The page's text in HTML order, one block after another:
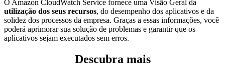
O Amazon CloudWatch Service fornece uma Visão Geral da
utilização dos seus recursos, do desempenho dos aplicativos e da
solidez dos processos da empresa. Graças a essas informações, você
poderá aprimorar sua solução de problemas e garantir que os
aplicativos sejam executados sem erros.
Descubra mais